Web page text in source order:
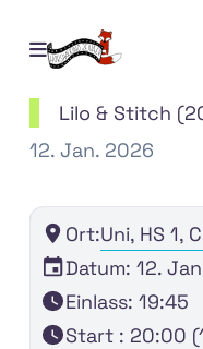
Open mobile
Lilo & Stitch
12. Jan. 2026
Ort:Uni, HS 1,
Datum: 12.
Einlass: 19:45
Start : 20:00